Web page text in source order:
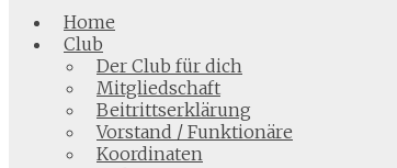
Home
Club
Der Club für dich
Mitgliedschaft
Beitrittserklärung
Vorstand / Funktionäre
Koordinaten